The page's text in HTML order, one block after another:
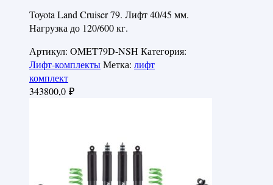
Toyota Land Cruiser 79. Лифт 40/45 мм.
Нагрузка до 120/600 кг.
Артикул: OMET79D-NSH Категория:
Лифт-комплектыМетка: лифт
комплект
343800,0 ₽